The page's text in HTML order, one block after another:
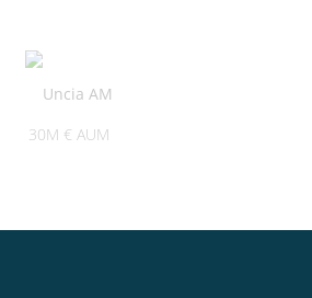
30M € AUM